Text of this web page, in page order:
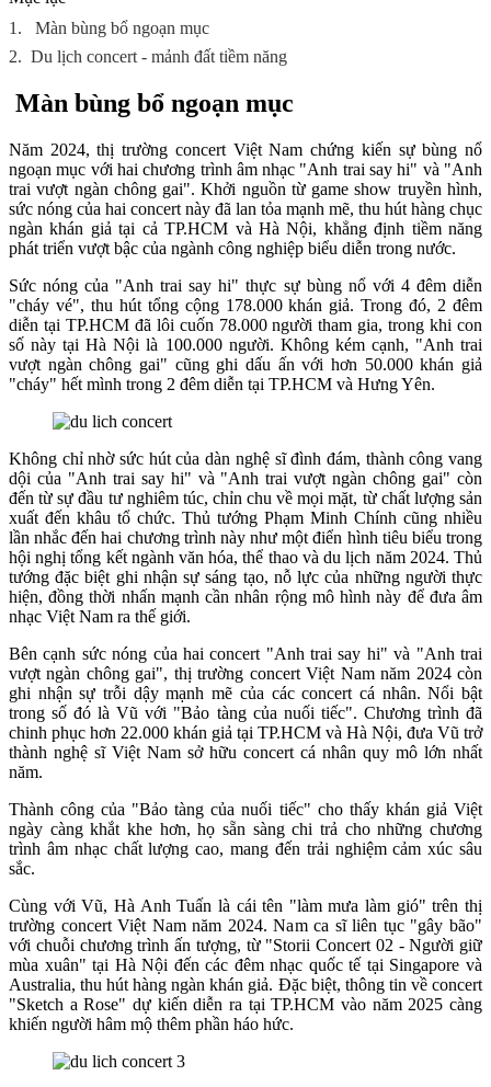
1.
Màn bùng bổ ngoạn mục
2. Du lịch concert - mảnh đất tiềm năng
Màn bùng bổ ngoạn mục
Năm 2024, thị trường concert Việt Nam chứng kiến sự bùng nổ
ngoạn mục với hai chương trình âm nhạc "Anh trai say hi" và "Anh
trai vượt ngàn chông gai". Khởi nguồn từ game show truyền hình,
sức nóng của hai concert này đã lan tỏa mạnh mẽ, thu hút hàng chục
ngàn khán giả tại cả TP.HCM và Hà Nội, khẳng định tiềm năng
phát triển vượt bậc của ngành công nghiệp biểu diễn trong nước.
Sức nóng của "Anh trai say hi" thực sự bùng nổ với 4 đêm diễn
"cháy vé", thu hút tổng cộng 178.000 khán giả. Trong đó, 2 đêm
diễn tại TP.HCM đã lôi cuốn 78.000 người tham gia, trong khi con
số này tại Hà Nội là 100.000 người. Không kém cạnh, "Anh trai
vượt ngàn chông gai" cũng ghi dấu ấn với hơn 50.000 khán giả
"cháy" hết mình trong 2 đêm diễn tại TP.HCM và Hưng Yên.
Không chỉ nhờ sức hút của dàn nghệ sĩ đình đám, thành công vang
dội của "Anh trai say hi" và "Anh trai vượt ngàn chông gai" còn
đến từ sự đầu tư nghiêm túc, chỉn chu về mọi mặt, từ chất lượng sản
xuất đến khâu tổ chức. Thủ tướng Phạm Minh Chính cũng nhiều
lần nhắc đến hai chương trình này như một điển hình tiêu biểu trong
hội nghị tổng kết ngành văn hóa, thể thao và du lịch năm 2024. Thủ
tướng đặc biệt ghi nhận sự sáng tạo, nỗ lực của những người thực
hiện, đồng thời nhấn mạnh cần nhân rộng mô hình này để đưa âm
nhạc Việt Nam ra thế giới.
Bên cạnh sức nóng của hai concert "Anh trai say hi" và "Anh trai
vượt ngàn chông gai", thị trường concert Việt Nam năm 2024 còn
ghi nhận sự trỗi dậy mạnh mẽ của các concert cá nhân. Nổi bật
trong số đó là Vũ với "Bảo tàng của nuối tiếc". Chương trình đã
chinh phục hơn 22.000 khán giả tại TP.HCM và Hà Nội, đưa Vũ trở
thành nghệ sĩ Việt Nam sở hữu concert cá nhân quy mô lớn nhất
năm.
Thành công của "Bảo tàng của nuối tiếc" cho thấy khán giả Việt
ngày càng khắt khe hơn, họ sẵn sàng chi trả cho những chương
trình âm nhạc chất lượng cao, mang đến trải nghiệm cảm xúc sâu
sắc.
Cùng với Vũ, Hà Anh Tuấn là cái tên "làm mưa làm gió" trên thị
trường concert Việt Nam năm 2024. Nam ca sĩ liên tục "gây bão"
với chuỗi chương trình ấn tượng, từ "Storii Concert 02 - Người giữ
mùa xuân" tại Hà Nội đến các đêm nhạc quốc tế tại Singapore và
Australia, thu hút hàng ngàn khán giả. Đặc biệt, thông tin về concert
"Sketch a Rose" dự kiến diễn ra tại TP.HCM vào năm 2025 càng
khiến người hâm mộ thêm phần háo hức.